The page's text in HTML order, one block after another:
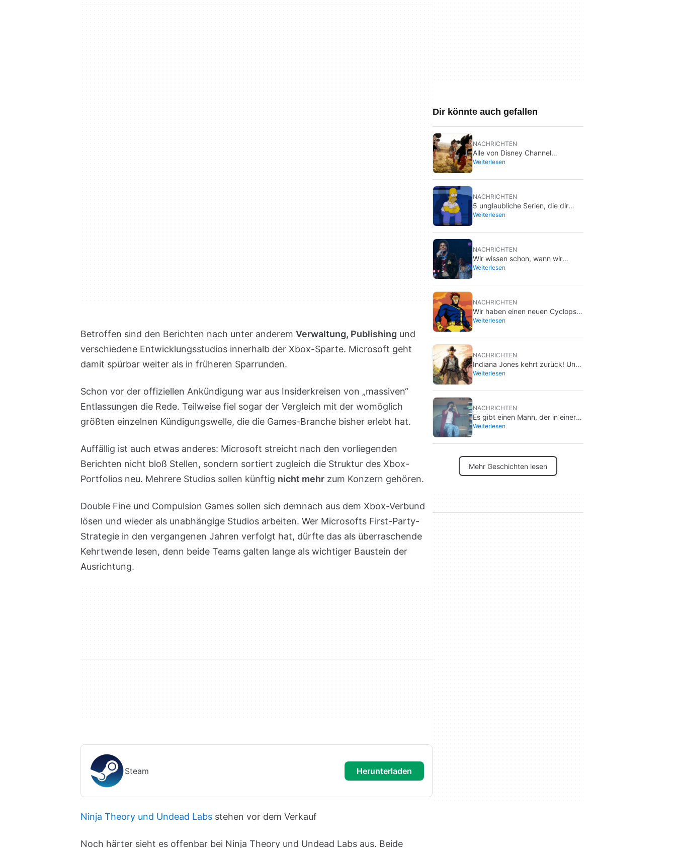
Betroffen sind den Berichten nach unter anderem Verwaltung, Publishing und
verschiedene Entwicklungsstudios innerhalb der Xbox-Sparte. Microsoft geht
damit spürbar weiter als in früheren Sparrunden.
Schon vor der offiziellen Ankündigung war aus Insiderkreisen von „massiven“
Entlassungen die Rede. Teilweise fiel sogar der Vergleich mit der womöglich
größten einzelnen Kündigungswelle, die die Games-Branche bisher erlebt hat.
Auffällig ist auch etwas anderes: Microsoft streicht nach den vorliegenden
Berichten nicht bloß Stellen, sondern sortiert zugleich die Struktur des Xbox-
Portfolios neu. Mehrere Studios sollen künftig nicht mehr zum Konzern gehören.
Double Fine und Compulsion Games sollen sich demnach aus dem Xbox-Verbund
lösen und wieder als unabhängige Studios arbeiten. Wer Microsofts First-Party-
Strategie in den vergangenen Jahren verfolgt hat, dürfte das als überraschende
Kehrtwende lesen, denn beide Teams galten lange als wichtiger Baustein der
Ausrichtung.
Steam herunterladen
Ninja Theory und Undead Labs stehen vor dem Verkauf
Noch härter sieht es offenbar bei Ninja Theory und Undead Labs aus. Beide
Dir könnte auch gefallen
NACHRICHTEN
Alle von Disney Channel
zensierten Episoden seiner
oder weniger Grund
Weiterlesen
NACHRICHTEN
5 unglaubliche Serien, die dir
vielleicht entgangen sind und die
Weiterlesen
NACHRICHTEN
Wir wissen schon, wann wir
‘Michael 2’ bekommen, und zwar
Weiterlesen
NACHRICHTEN
Wir haben einen neuen Cyclops
für die X-Men, und er ist einfach
Weiterlesen
NACHRICHTEN
Indiana Jones kehrt zurück! Und
nein, Harrison Ford hat mit
Weiterlesen
NACHRICHTEN
Es gibt einen Mann, der in einer
Werbetafel in Los Angeles lebt,
welchen Film er wirbt.
Weiterlesen
Mehr Geschichten lesen